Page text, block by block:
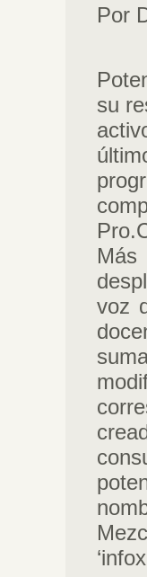
Por
su
Más
voz